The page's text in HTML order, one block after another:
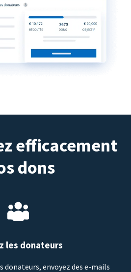
efficacement
dons
les donateurs
donateurs, envoyez des e-mails